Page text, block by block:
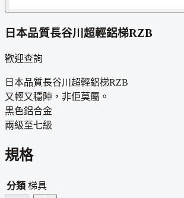
日本品質長谷川超輕鋁梯RZB
歡迎查詢
日本品質長谷川超輕鋁梯RZB
又輕又穩陣，非佢莫屬。
黑色鋁合金
兩級至七級
規格
分類 梯具